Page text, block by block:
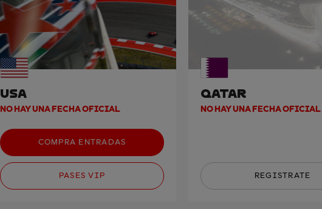
USA
NO HAY UNA FECHA OFICIAL
COMPRA ENTRADAS
PASES VIP
QATAR
NO HAY UNA FECHA OFICIAL
REGISTRATE